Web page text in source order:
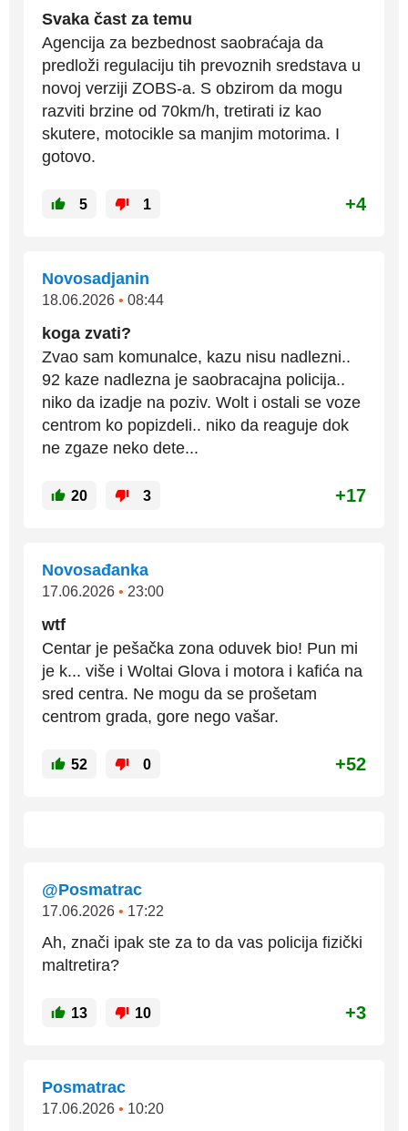
Svaka čast za temu
Agencija za bezbednost saobraćaja da
predloži regulaciju tih prevoznih sredstava u
novoj verziji ZOBS-a. S obzirom da mogu
razviti brzine od 70km/h, tretirati iz kao
skutere, motocikle sa manjim motorima. I
gotovo.
5 1 +4
Novosadjanin
18.06.2026 • 08:44
koga zvati?
Zvao sam komunalce, kazu nisu nadlezni..
92 kaze nadlezna je saobracajna policija..
niko da izadje na poziv. Wolt i ostali se voze
centrom ko popizdeli.. niko da reaguje dok
ne zgaze neko dete...
20 3 +17
Novosađanka
17.06.2026 • 23:00
wtf
Centar je pešačka zona oduvek bio! Pun mi
je k... više i Woltai Glova i motora i kafića na
sred centra. Ne mogu da se prošetam
centrom grada, gore nego vašar.
52 0 +52
@Posmatrac
17.06.2026 • 17:22
Ah, znači ipak ste za to da vas policija fizički
maltretira?
13 10 +3
Posmatrac
17.06.2026 • 10:20